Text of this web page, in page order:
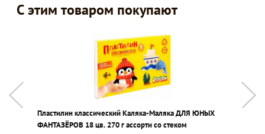
С этим товаром покупают
Пластилин классический Каляка-Маляка ДЛЯ ЮНЫХ
ФАНТАЗЁРОВ 18 цв. 270 г ассорти со стеком